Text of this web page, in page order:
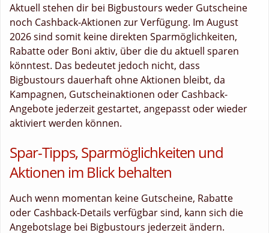
Aktuell stehen dir bei Bigbustours weder Gutscheine
noch Cashback-Aktionen zur Verfügung. Im August
2026 sind somit keine direkten Sparmöglichkeiten,
Rabatte oder Boni aktiv, über die du aktuell sparen
könntest. Das bedeutet jedoch nicht, dass
Bigbustours dauerhaft ohne Aktionen bleibt, da
Kampagnen, Gutscheinaktionen oder Cashback-
Angebote jederzeit gestartet, angepasst oder wieder
aktiviert werden können.
Spar-Tipps, Sparmöglichkeiten und
Aktionen im Blick behalten
Auch wenn momentan keine Gutscheine, Rabatte
oder Cashback-Details verfügbar sind, kann sich die
Angebotslage bei Bigbustours jederzeit ändern.